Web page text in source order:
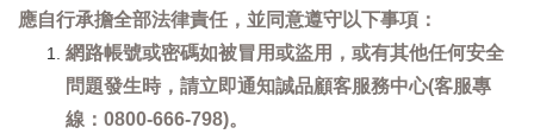
應自行承擔全部法律責任，並同意遵守以下事項：
網路帳號或密碼如被冒用或盜用，或有其他任何安全
問題發生時，請立即通知誠品顧客服務中心(客服專
線：0800-666-798)。